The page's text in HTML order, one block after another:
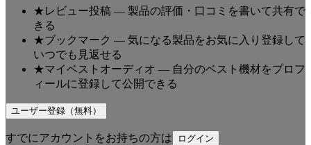
★レビュー投稿 — 製品の評価・口コミを書いて共有で
きる
★ブックマーク — 気になる製品をお気に入り登録して
いつでも見返せる
★マイベストオーディオ — 自分のベスト機材をプロフ
ィールに登録して公開できる
ユーザー登録（無料）
すでにアカウントをお持ちの方は ログイン